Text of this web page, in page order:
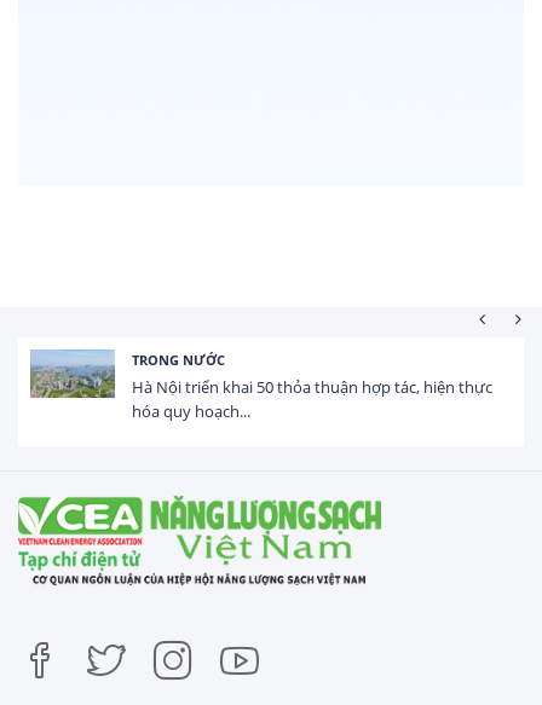
TRONG NƯỚC
Hà Nội triển khai 50 thỏa thuận hợp tác, hiện thực
hóa quy hoạch...